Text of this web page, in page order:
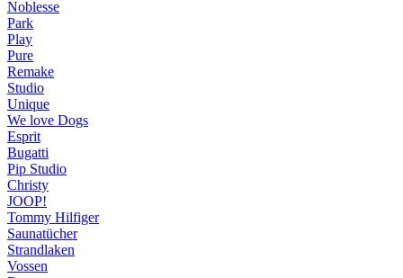
Noblesse
Park
Play
Pure
Remake
Studio
Unique
We love Dogs
Esprit
Bugatti
Pip Studio
Christy
JOOP!
Tommy Hilfiger
Saunatücher
Strandlaken
Vossen